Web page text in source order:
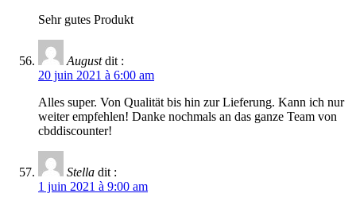
Sehr gutes Produkt
August dit :
20 juin 2021 à 6:00 am
Alles super. Von Qualität bis hin zur Lieferung. Kann ich nur
weiter empfehlen! Danke nochmals an das ganze Team von
cbddiscounter!
Stella dit :
1 juin 2021 à 9:00 am